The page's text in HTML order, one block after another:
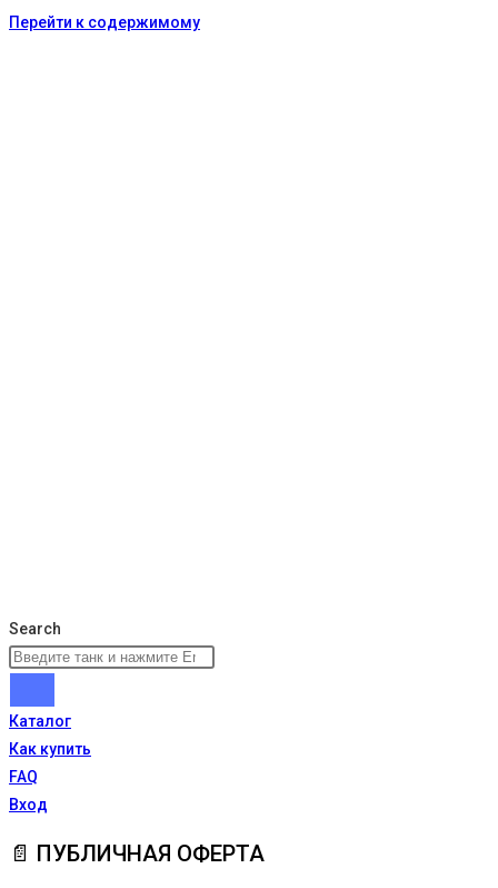
Перейти к содержимому
Search
Каталог
Как купить
FAQ
Вход
📄 ПУБЛИЧНАЯ ОФЕРТА